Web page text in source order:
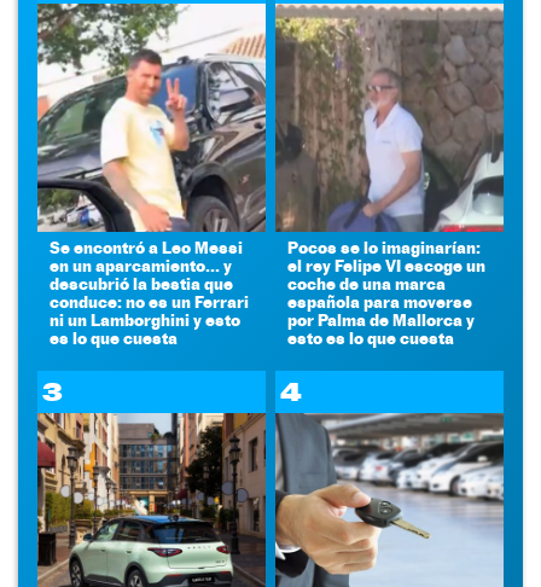
Se encontró a Leo Messi
en un aparcamiento... y
descubrió la bestia que
conduce: no es un Ferrari
ni un Lamborghini y esto
es lo que cuesta
Pocos se lo imaginarían:
el rey Felipe VI escoge un
coche de una marca
española para moverse
por Palma de Mallorca y
esto es lo que cuesta
3 4